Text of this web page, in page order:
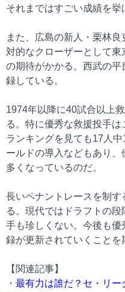
それまではすごい成績を挙
また、広島の新人・栗林
対的なクローザーとして
の期待がかかる。西武の
録している。
1974年以降に40試合以上
る。特に優秀な救援投手
ランキングを見ても17人
ールドの導入などもあり
多くなっているのだ。
長いペナントレースを制す
る。現代ではドラフトの
手も珍しくない。今後も
録が更新されていくことを
【関連記事】
・ 最有力は誰だ？セ・リ